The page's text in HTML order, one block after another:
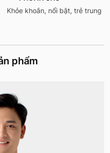
Khỏe khoắn, nổi bật, trẻ trung
phẩm